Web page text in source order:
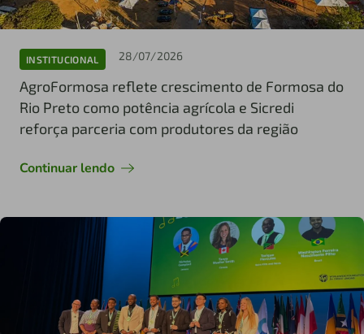
INSTITUCIONAL 28/07/2026
AgroFormosa reflete crescimento de Formosa do
Rio Preto como potência agrícola e Sicredi
reforça parceria com produtores da região
Continuar lendo